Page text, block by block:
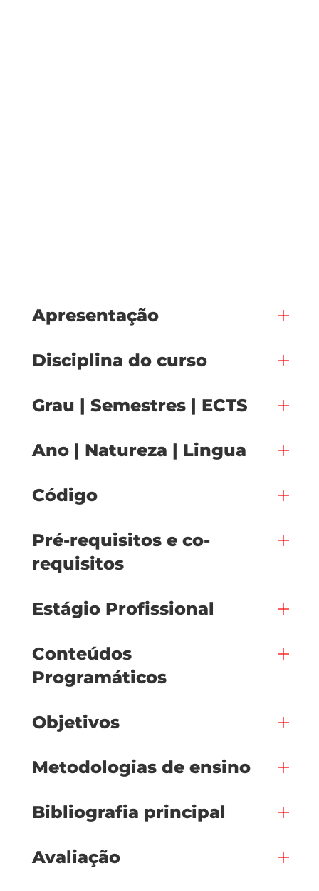
Apresentação
Disciplina do curso
Grau | Semestres | ECTS
Ano | Natureza | Lingua
Código
Pré-requisitos e co-
requisitos
Estágio Profissional
Conteúdos
Programáticos
Objetivos
Metodologias de ensino
Bibliografia principal
Avaliação